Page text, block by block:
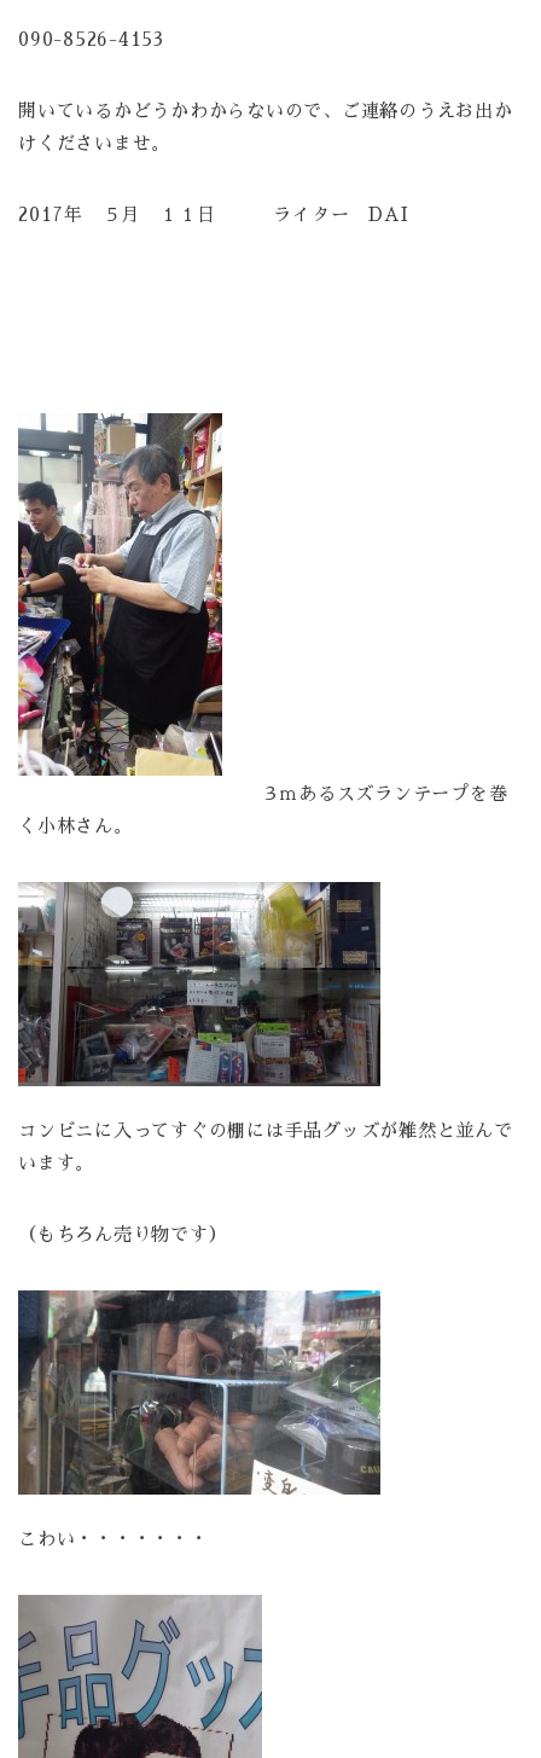
090-8526-4153
開いているかどうかわからないので、ご連絡のうえお出か
けくださいませ。
2017年 ５月 １１日 ライター DAI
３ｍあるスズランテープを巻
く小林さん。
コンビニに入ってすぐの棚には手品グッズが雑然と並んで
います。
（もちろん売り物です）
こわい・・・・・・・